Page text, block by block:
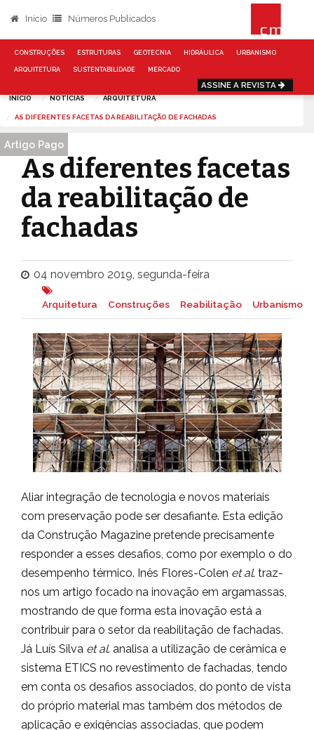
Início Números Publicados
CONSTRUÇÕES ESTRUTURAS GEOTECNIA HIDRÁULICA URBANISMO
ARQUITETURA SUSTENTABILIDADE MERCADO
ASSINE A REVISTA
INÍCIO NOTÍCIAS ARQUITETURA
AS DIFERENTES FACETAS DA REABILITAÇÃO DE FACHADAS
As diferentes facetas
da reabilitação de
fachadas
Artigo Pago
04 novembro 2019, segunda-feira
Arquitetura Construções Reabilitação Urbanismo
Aliar integração de tecnologia e novos materiais
com preservação pode ser desafiante. Esta edição
da Construção Magazine pretende precisamente
responder a esses desafios, como por exemplo o do
desempenho térmico. Inês Flores-Colen et al. traz-
nos um artigo focado na inovação em argamassas,
mostrando de que forma esta inovação está a
contribuir para o setor da reabilitação de fachadas.
Já Luís Silva et al. analisa a utilização de cerâmica e
sistema ETICS no revestimento de fachadas, tendo
em conta os desafios associados, do ponto de vista
do próprio material mas também dos métodos de
aplicação e exigências associadas, que podem